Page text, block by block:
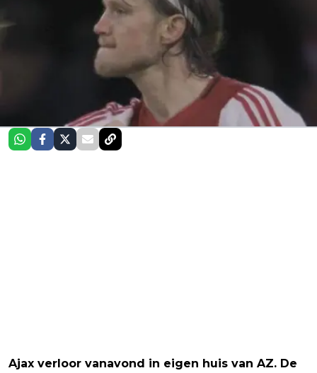
Ajax verloor vanavond in eigen huis van AZ. De